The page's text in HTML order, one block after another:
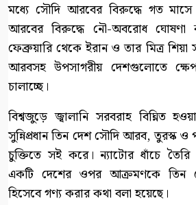
মধ্যে সৌদি আরবের বিরুদ্ধে গত
আরবের বিরুদ্ধে নৌ-অবরোধ
ফেব্রুয়ারি থেকে ইরান ও তার মিত্র
আরবসহ উপসাগরীয় দেশগুলোতে
চালাচ্ছে।
বিশ্বজুড়ে জ্বালানি সরবরাহ বিঘ্নিত
সুন্নিপ্রধান তিন দেশ সৌদি আরব, তুরস্ক ও
চুক্তিতে সই করে। ন্যাটোর ধাঁচে
একটি দেশের ওপর আক্রমণকে তিন
হিসেবে গণ্য করার কথা বলা হয়েছে।